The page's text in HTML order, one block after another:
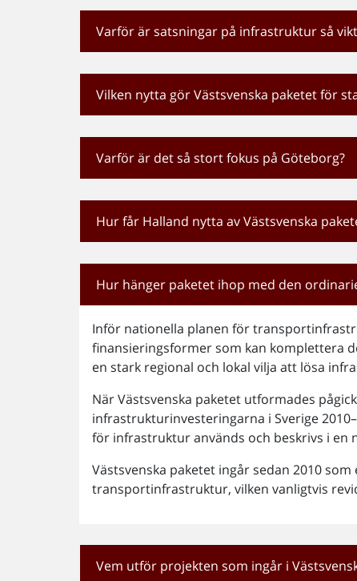
Varför är satsningar på infrastruktur så
Vilken nytta gör Västsvenska paketet för
Varför är det så stort fokus på Göteborg?
Hur får Halland nytta av Västsvenska
Hur hänger paketet ihop med den
Inför nationella planen för
finansieringsformer som kan komplettera
en stark regional och lokal vilja att lösa
När Västsvenska paketet utformades
infrastrukturinvesteringarna i Sverige
för infrastruktur används och beskrivs i en
Västsvenska paketet ingår sedan 2010
transportinfrastruktur, vilken vanligtvis
Vem utför projekten som ingår i